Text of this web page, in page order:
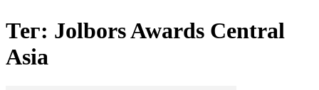
Тег: Jolbors Awards Central
Asia